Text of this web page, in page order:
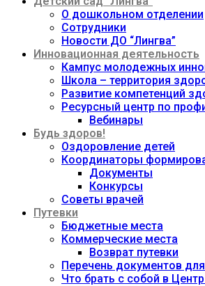
О дошкольном отделении
Сотрудники
Новости ДО “Лингва”
Инновационная деятельность
Кампус молодежных
Школа – территория
Развитие компетенций
Ресурсный центр по
Вебинары
Будь здоров!
Оздоровление детей
Координаторы
Документы
Конкурсы
Советы врачей
Путевки
Бюджетные места
Коммерческие места
Возврат путевки
Перечень документов
Что брать с собой в